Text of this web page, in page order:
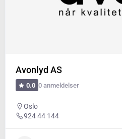
Avonlyd AS
0.0 0 anmeldelser
Oslo
924 44 144